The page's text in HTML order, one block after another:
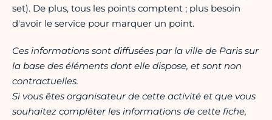
set). De plus, tous les points comptent ; plus besoin
d'avoir le service pour marquer un point.
Ces informations sont diffusées par la ville de Paris sur
la base des éléments dont elle dispose, et sont non
contractuelles.
Si vous êtes organisateur de cette activité et que vous
souhaitez compléter les informations de cette fiche,